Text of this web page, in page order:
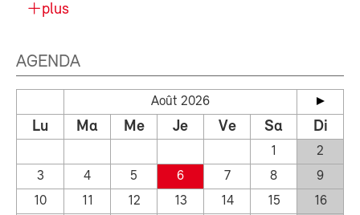
plus
AGENDA
Août 2026
Lu Ma Me Je Ve Sa Di
1
2
3
4 5 6 7 8
9
10
11 12 13 14 15
16